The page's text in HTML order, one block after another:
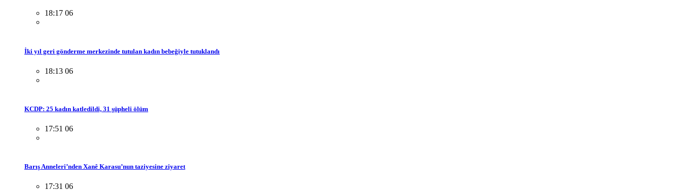
18:17 06
İki yıl geri gönderme merkezinde tutulan kadın bebeğiyle tutuklandı
18:13 06
KCDP: 25 kadın katledildi, 31 şüpheli ölüm
17:51 06
Barış Anneleri’nden Xanê Karasu’nun taziyesine ziyaret
17:31 06